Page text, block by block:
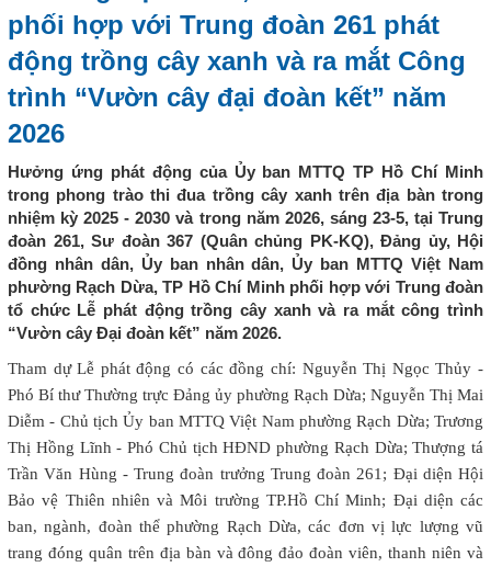
phối hợp với Trung đoàn 261 phát
động trồng cây xanh và ra mắt Công
trình “Vườn cây đại đoàn kết” năm
2026
Hưởng ứng phát động của Ủy ban MTTQ TP Hồ Chí Minh
trong phong trào thi đua trồng cây xanh trên địa bàn trong
nhiệm kỳ 2025 - 2030 và trong năm 2026, sáng 23-5, tại Trung
đoàn 261, Sư đoàn 367 (Quân chủng PK-KQ), Đảng ủy, Hội
đồng nhân dân, Ủy ban nhân dân, Ủy ban MTTQ Việt Nam
phường Rạch Dừa, TP Hồ Chí Minh phối hợp với Trung đoàn
tổ chức Lễ phát động trồng cây xanh và ra mắt công trình
“Vườn cây Đại đoàn kết” năm 2026.
Tham dự Lễ phát động có các đồng chí: Nguyễn Thị Ngọc Thủy -
Phó Bí thư Thường trực Đảng ủy phường Rạch Dừa; Nguyễn Thị Mai
Diễm - Chủ tịch Ủy ban MTTQ Việt Nam phường Rạch Dừa; Trương
Thị Hồng Lĩnh - Phó Chủ tịch HĐND phường Rạch Dừa; Thượng tá
Trần Văn Hùng - Trung đoàn trưởng Trung đoàn 261; Đại diện Hội
Bảo vệ Thiên nhiên và Môi trường TP.Hồ Chí Minh; Đại diện các
ban, ngành, đoàn thể phường Rạch Dừa, các đơn vị lực lượng vũ
trang đóng quân trên địa bàn và đông đảo đoàn viên, thanh niên và